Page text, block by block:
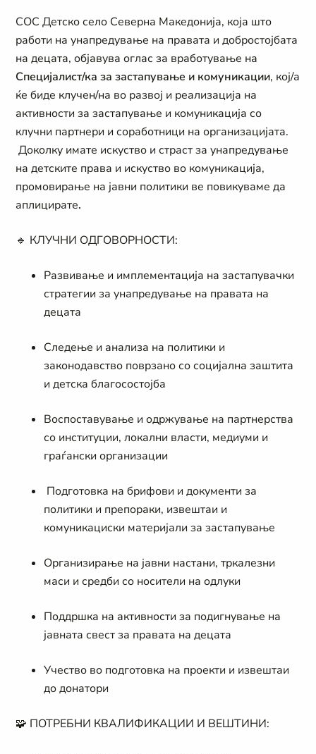
СОС Детско село Северна Македонија, која што
работи на унапредување на правата и добростојбата
на децата, објавува оглас за вработување на
Специјалист/ка за застапување и комуникации, кој/а
ќе биде клучен/на во развој и реализација на
активности за застапување и комуникација со
клучни партнери и соработници на организацијата.
Доколку имате искуство и страст за унапредување
на детските права и искуство во комуникација,
промовирање на јавни политики ве повикуваме да
аплицирате.
🔹 КЛУЧНИ ОДГОВОРНОСТИ:
Развивање и имплементација на застапувачки
стратегии за унапредување на правата на
децата
Следење и анализа на политики и
законодавство поврзано со социјална заштита
и детска благосостојба
Воспоставување и одржување на партнерства
со институции, локални власти, медиуми и
граѓански организации
Подготовка на брифови и документи за
политики и препораки, извештаи и
комуникациски материјали за застапување
Организирање на јавни настани, тркалезни
маси и средби со носители на одлуки
Поддршка на активности за подигнување на
јавната свест за правата на децата
Учество во подготовка на проекти и извештаи
до донатори
🧩 ПОТРЕБНИ КВАЛИФИКАЦИИ И ВЕШТИНИ: